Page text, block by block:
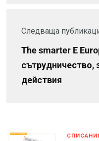
Следваща
The smarter E
сътрудничество,
действия